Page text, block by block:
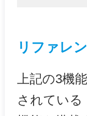
リファレ
上記の3機
されている